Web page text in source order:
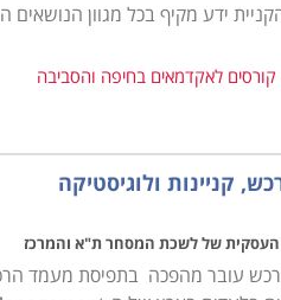
תכנים להכנת תכנית רכש,
פעולה עם ספקים תוך הקפדה
אורך כשנה אחת, כאשר הוא
זהו מקצוע מבוקש ביותר
ידע מקיף בכל מגוון
קורסים לאקדמאים בחיפה והסביבה
קניינות ולוגיסטיקה
של לשכת המסחר ת"א והמרכז
עובר מהפכה בתפיסת מעמד